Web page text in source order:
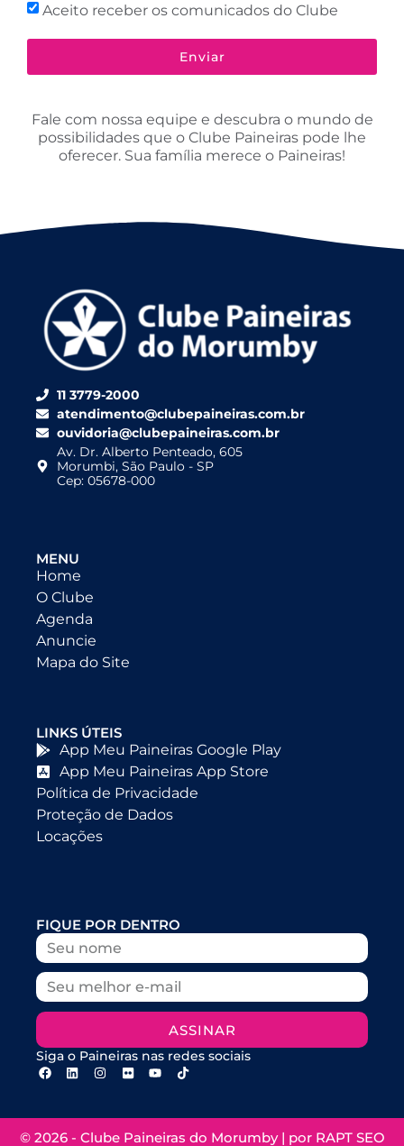
Aceito receber os comunicados do Clube
Enviar
Fale com nossa equipe e descubra o mundo de
possibilidades que o Clube Paineiras pode lhe
oferecer. Sua família merece o Paineiras!
11 3779-2000
atendimento@clubepaineiras.com.br
ouvidoria@clubepaineiras.com.br
Av. Dr. Alberto Penteado, 605
Morumbi, São Paulo - SP
Cep: 05678-000
MENU
Home
O Clube
Agenda
Anuncie
Mapa do Site
LINKS ÚTEIS
App Meu Paineiras Google Play
App Meu Paineiras App Store
Política de Privacidade
Proteção de Dados
Locações
FIQUE POR DENTRO
ASSINAR
Siga o Paineiras nas redes sociais
© 2026 - Clube Paineiras do Morumby | por RAPT SEO